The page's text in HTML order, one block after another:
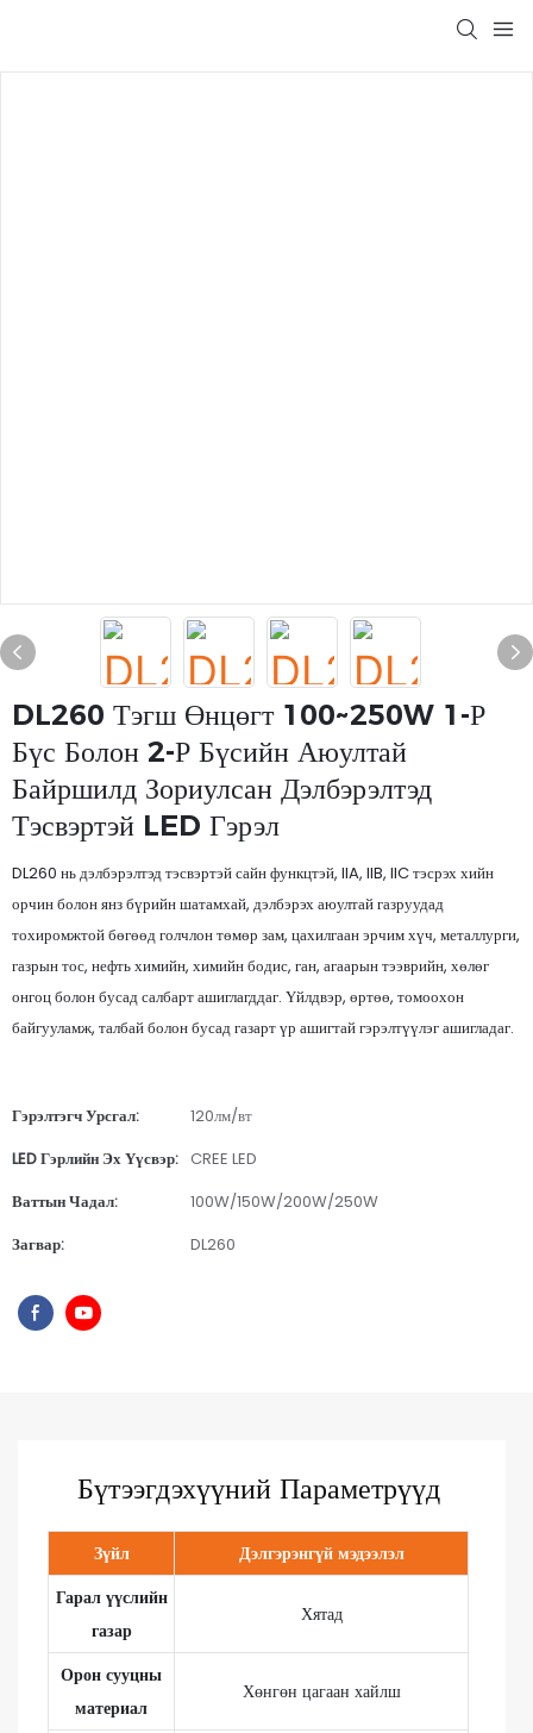
DL260 Тэгш Өнцөгт 100~250W 1-Р
Бүс Болон 2-Р Бүсийн Аюултай
Байршилд Зориулсан Дэлбэрэлтэд
Тэсвэртэй LED Гэрэл
DL260 нь дэлбэрэлтэд тэсвэртэй сайн функцтэй, IIA, IIB, IIC тэсрэх хийн
орчин болон янз бүрийн шатамхай, дэлбэрэх аюултай газруудад
тохиромжтой бөгөөд голчлон төмөр зам, цахилгаан эрчим хүч, металлурги,
газрын тос, нефть химийн, химийн бодис, ган, агаарын тээврийн, хөлөг
онгоц болон бусад салбарт ашиглагддаг. Үйлдвэр, өртөө, томоохон
байгууламж, талбай болон бусад газарт үр ашигтай гэрэлтүүлэг ашигладаг.
Гэрэлтэгч Урсгал:
120лм/вт
LED Гэрлийн Эх Үүсвэр: CREE LED
Ваттын Чадал:
100W/150W/200W/250W
Загвар:
DL260
Бүтээгдэхүүний Параметрүүд
Зүйл
Дэлгэрэнгүй мэдээлэл
Гарал үүслийн
газар
Хятад
Орон сууцны
материал
Хөнгөн цагаан хайлш